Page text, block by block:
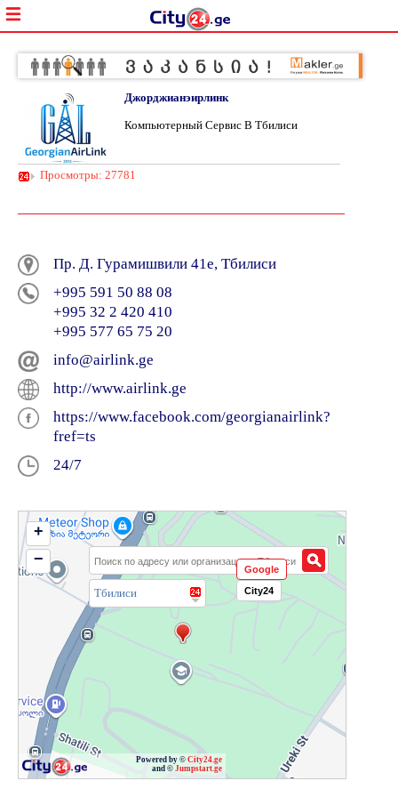
Джорджианэирлинк
Компьютерный Сервис В Тбилиси
Просмотры: 27781
Пр. Д. Гурамишвили 41е, Тбилиси
+995 591 50 88 08
+995 32 2 420 410
+995 577 65 75 20
info@airlink.ge
http://www.airlink.ge
https://www.facebook.com/georgianairlink?
fref=ts
24/7
Тбилиси
Powered by © City24.ge
and © Jumpstart.ge
+
−
Google
City24